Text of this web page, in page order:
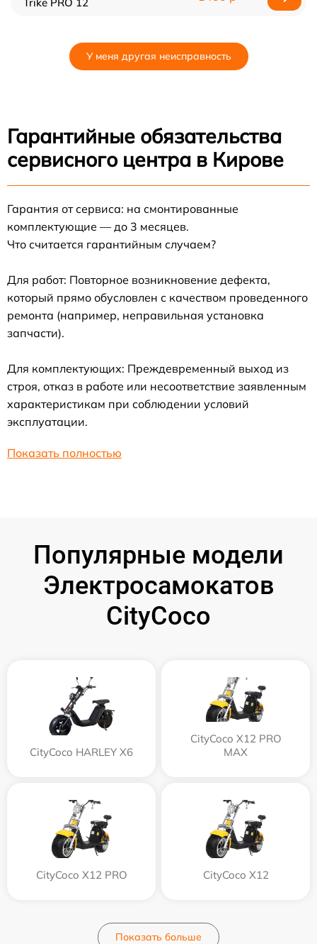
У меня другая неисправность
Гарантийные обязательства
сервисного центра в Кирове
Гарантия от сервиса: на смонтированные
комплектующие — до 3 месяцев.
Что считается гарантийным случаем?
Для работ: Повторное возникновение дефекта,
который прямо обусловлен с качеством проведенного
ремонта (например, неправильная установка
запчасти).
Для комплектующих: Преждевременный выход из
строя, отказ в работе или несоответствие заявленным
характеристикам при соблюдении условий
эксплуатации.
Показать полностью
Популярные модели
Электросамокатов
CityCoco
CityCoco HARLEY X6
CityCoco X12 PRO
MAX
CityCoco X12 PRO CityCoco X12
Показать больше